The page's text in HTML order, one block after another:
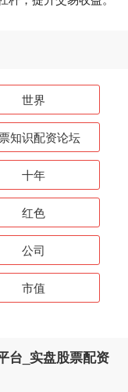
世界
知识配资论坛
十年
红色
公司
市值
台_实盘股票配资